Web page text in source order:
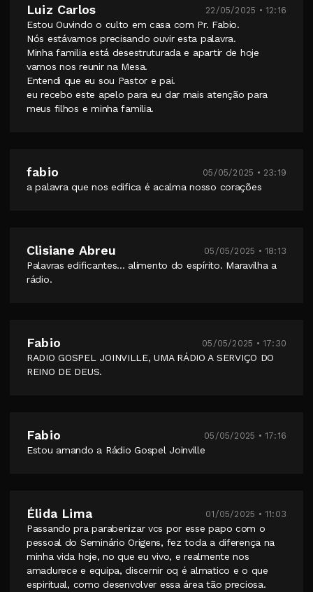
Luiz Carlos 22/05/2025 • 12:16
Estou Ouvindo o culto em casa com Pr. Fabio.
Nós estávamos precisando ouvir esta palavra.
Minha familia está desestruturada e apartir de hoje
vamos nos reunir na Mesa.
Entendi que eu sou Pastor e pai.
eu recebo este apelo para eu dar mais atenção para
meus filhos e minha familia.
fabio 05/05/2025 • 23:19
a palavra que nos edifica é acalma nosso corações
Clisiane Abreu 05/05/2025 • 18:13
Palavras edificantes... alimento do espírito. Maravilha a
rádio.
Fabio 05/05/2025 • 17:30
RADIO GOSPEL JOINVILLE, UMA RÁDIO A SERVIÇO DO
REINO DE DEUS.
Fabio 05/05/2025 • 17:16
Estou amando a Rádio Gospel Joinville
Élida Lima 01/05/2025 • 11:03
Passando pra parabenizar vcs por esse papo com o
pessoal do Seminário Origens, fez toda a diferença na
minha vida hoje, no que eu vivo, e realmente nos
amadurece e equipa, discernir oq é almatico e o que
espiritual, como desenvolver essa área tão preciosa.